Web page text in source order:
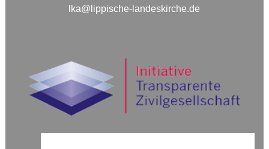
lka@lippische-landeskirche.de